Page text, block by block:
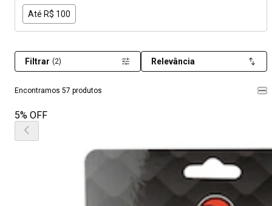
Até R$ 100
Encontramos 57 produtos
Filtrar (2) Relevância
5% OFF